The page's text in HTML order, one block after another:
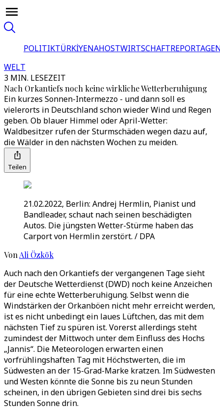
POLITIKTÜRKİYENAHOSTWIRTSCHAFT
WELT
3 MIN. LESEZEIT
Nach Orkantiefs noch keine wirkliche Wetterberuhigung
Ein kurzes Sonnen-Intermezzo - und dann soll es
vielerorts in Deutschland schon wieder Wind und Regen
geben. Ob blauer Himmel oder April-Wetter:
Waldbesitzer rufen der Sturmschäden wegen dazu auf,
die Wälder in den nächsten Wochen zu meiden.
Teilen
21.02.2022, Berlin: Andrej Hermlin, Pianist und
Bandleader, schaut nach seinen beschädigten
Autos. Die jüngsten Wetter-Stürme haben das
Carport von Hermlin zerstört. / DPA
Von Ali Özkök
Auch nach den Orkantiefs der vergangenen Tage sieht
der Deutsche Wetterdienst (DWD) noch keine Anzeichen
für eine echte Wetterberuhigung. Selbst wenn die
Windstärken der Orkanböen nicht mehr erreicht werden,
ist es nicht unbedingt ein laues Lüftchen, das mit dem
nächsten Tief zu spüren ist. Vorerst allerdings steht
zumindest der Mittwoch unter dem Einfluss des Hochs
„Jannis“. Die Meteorologen erwarten einen
vorfrühlingshaften Tag mit Höchstwerten, die im
Südwesten an der 15-Grad-Marke kratzen. Im Südwesten
und Westen könnte die Sonne bis zu neun Stunden
scheinen, in den übrigen Gebieten sind drei bis sechs
Stunden Sonne drin.